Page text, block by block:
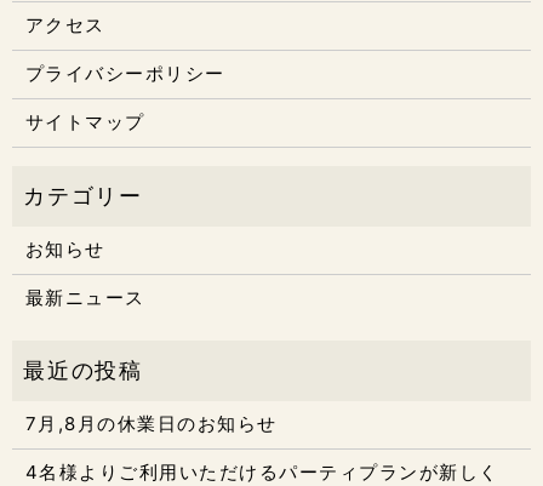
アクセス
プライバシーポリシー
サイトマップ
お知らせ
最新ニュース
7月,8月の休業日のお知らせ
4名様よりご利用いただけるパーティプランが新しく